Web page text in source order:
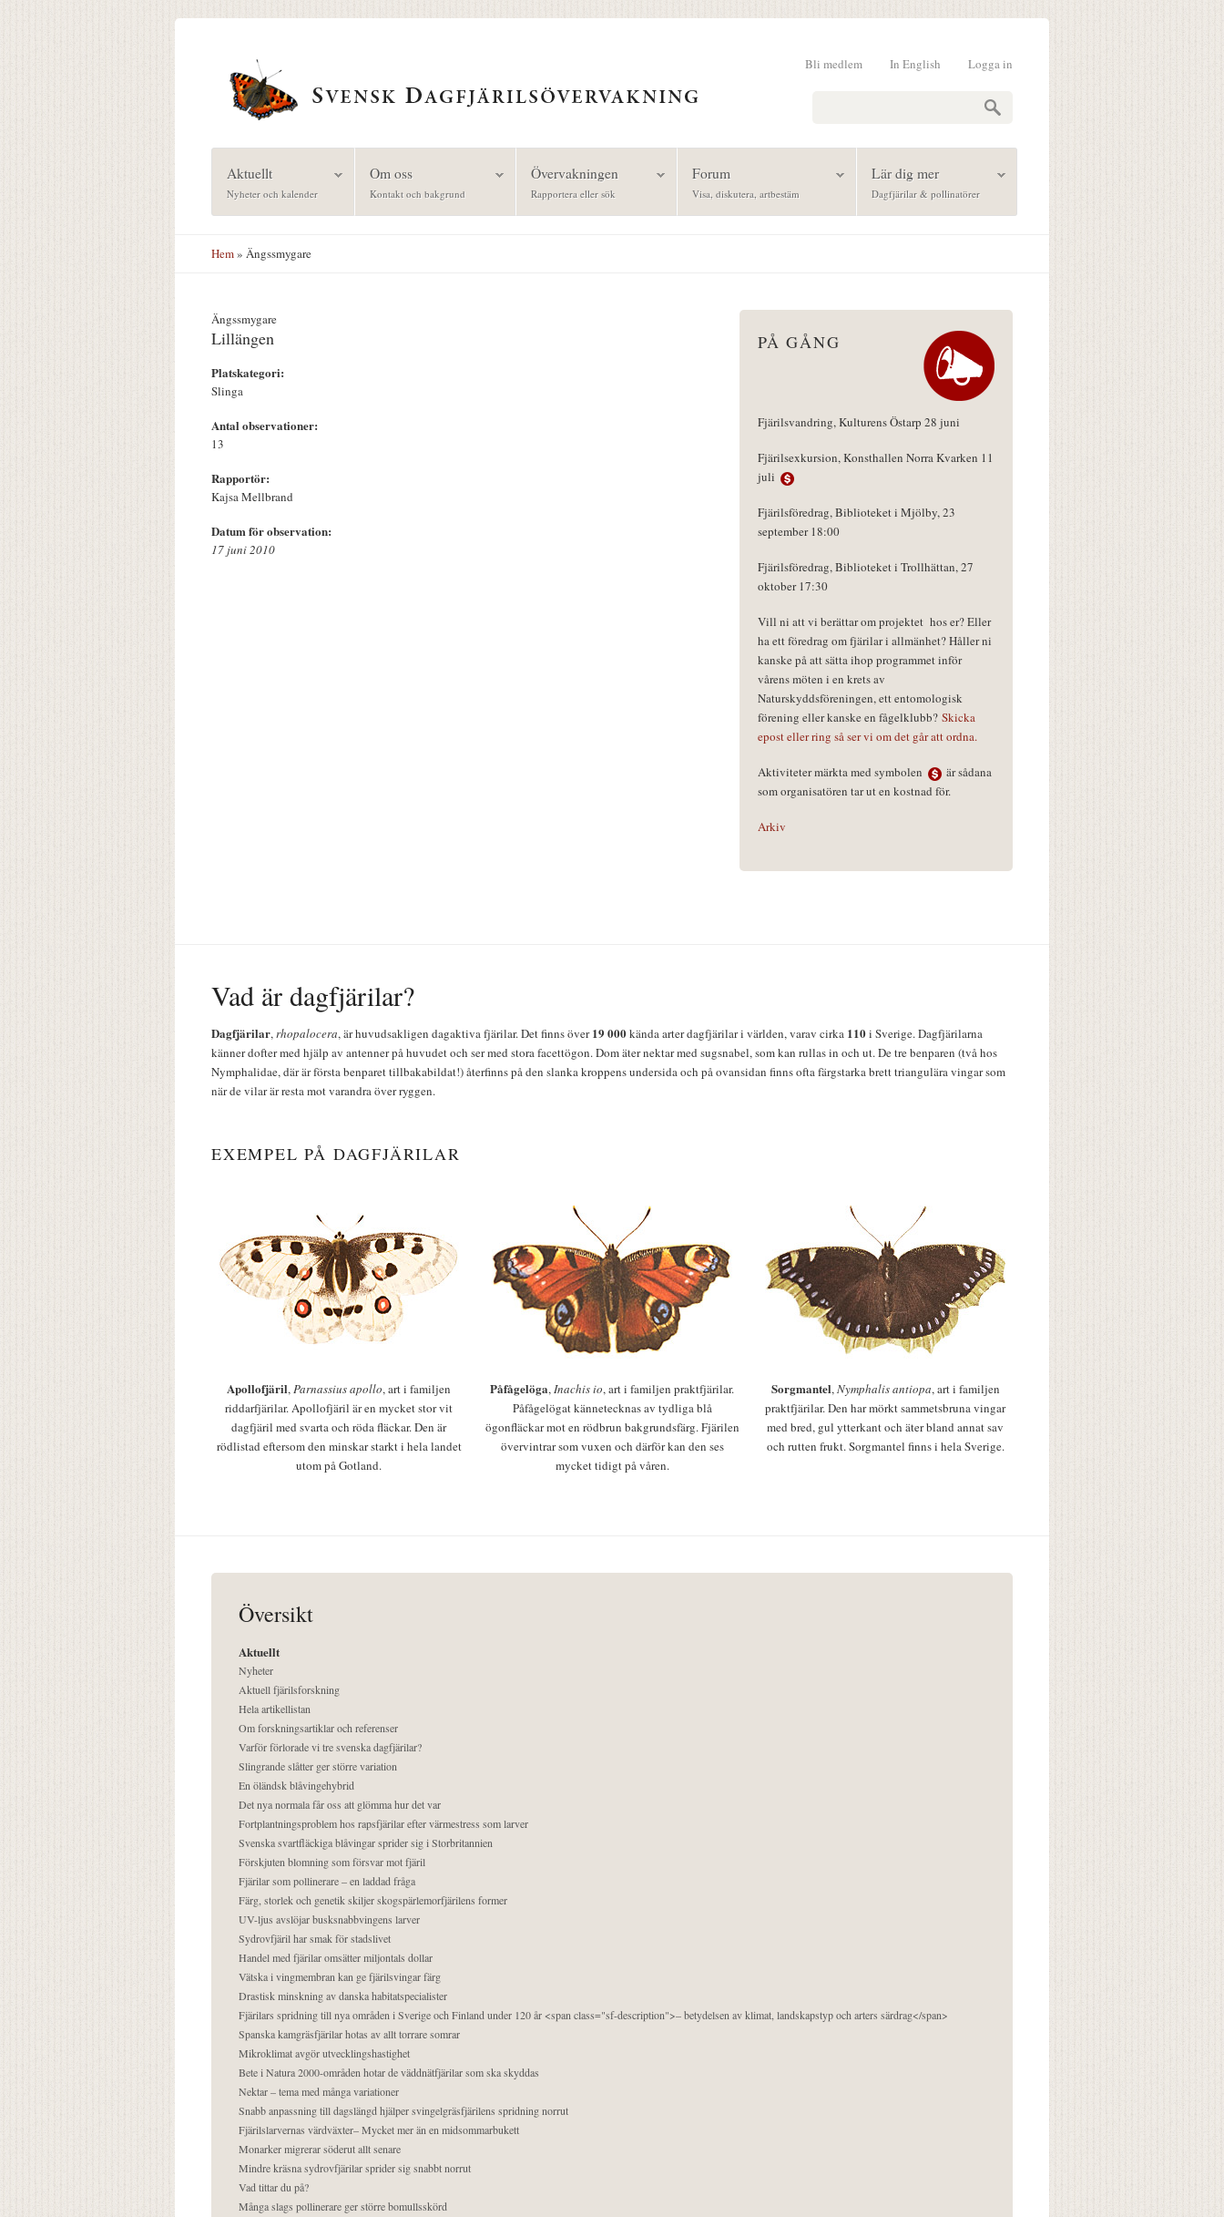
Logga in
In English
Bli medlem
Aktuellt
Nyheter och kalender
Om oss
Kontakt och bakgrund
Övervakningen
Rapportera eller sök
Forum
Visa, diskutera, artbestäm
Lär dig mer
Dagfjärilar & pollinatörer
Hem» Ängssmygare
Ängssmygare
Lillängen
Platskategori:
Slinga
Antal observationer:
13
Rapportör:
Kajsa Mellbrand
Datum för observation:
17 juni 2010
PÅ GÅNG
Fjärilsvandring, Kulturens Östarp 28 juni
Fjärilsexkursion, Konsthallen Norra Kvarken 11
juli
Fjärilsföredrag, Biblioteket i Mjölby, 23
september 18:00
Fjärilsföredrag, Biblioteket i Trollhättan, 27
oktober 17:30
Vill ni att vi berättar om projektet hos er? Eller
ha ett föredrag om fjärilar i allmänhet? Håller ni
kanske på att sätta ihop programmet inför
vårens möten i en krets av
Naturskyddsföreningen, ett entomologisk
förening eller kanske en fågelklubb? Skicka
epost eller ring så ser vi om det går att ordna.
Aktiviteter märkta med symbolen
är sådana
som organisatören tar ut en kostnad för.
Arkiv
Vad är dagfjärilar?
Dagfjärilar,rhopalocera, är huvudsakligen dagaktiva fjärilar. Det finns över19 000kända arter dagfjärilar i världen, varav cirka 110i Sverige. Dagfjärilarna
känner dofter med hjälp av antenner på huvudet och ser med stora facettögon. Dom äter nektar med sugsnabel, som kan rullas in och ut. De tre benparen (två hos
Nymphalidae, där är första benparet tillbakabildat!) återfinns på den slanka kroppens undersida och på ovansidan finns ofta färgstarka brett triangulära vingar som
när de vilar är resta mot varandra över ryggen.
EXEMPEL PÅ DAGFJÄRILAR
Apollofjäril,Parnassius apollo, art i familjen
riddarfjärilar. Apollofjäril är en mycket stor vit
dagfjäril med svarta och röda fläckar. Den är
rödlistad eftersom den minskar starkt i hela landet
utom på Gotland.
Påfågelöga,Inachis io, art i familjen praktfjärilar.
Påfågelögat kännetecknas av tydliga blå
ögonfläckar mot en rödbrun bakgrundsfärg. Fjärilen
övervintrar som vuxen och därför kan den ses
mycket tidigt på våren.
Sorgmantel,Nymphalis antiopa, art i familjen
praktfjärilar. Den har mörkt sammetsbruna vingar
med bred, gul ytterkant och äter bland annat sav
och rutten frukt. Sorgmantel finns i hela Sverige.
Översikt
Aktuellt
Nyheter
Aktuell fjärilsforskning
Hela artikellistan
Om forskningsartiklar och referenser
Varför förlorade vi tre svenska dagfjärilar?
Slingrande slåtter ger större variation
En öländsk blåvingehybrid
Det nya normala får oss att glömma hur det var
Fortplantningsproblem hos rapsfjärilar efter värmestress som larver
Svenska svartfläckiga blåvingar sprider sig i Storbritannien
Förskjuten blomning som försvar mot fjäril
Fjärilar som pollinerare – en laddad fråga
Färg, storlek och genetik skiljer skogspärlemorfjärilens former
UV-ljus avslöjar busksnabbvingens larver
Sydrovfjäril har smak för stadslivet
Handel med fjärilar omsätter miljontals dollar
Vätska i vingmembran kan ge fjärilsvingar färg
Drastisk minskning av danska habitatspecialister
Fjärilars spridning till nya områden i Sverige och Finland under 120 år <span class="sf-description">– betydelsen av klimat, landskapstyp och arters särdrag</span>
Spanska kamgräsfjärilar hotas av allt torrare somrar
Mikroklimat avgör utvecklingshastighet
Bete i Natura 2000-områden hotar de väddnätfjärilar som ska skyddas
Nektar – tema med många variationer
Snabb anpassning till dagslängd hjälper svingelgräsfjärilens spridning norrut
Fjärilslarvernas värdväxter– Mycket mer än en midsommarbukett
Monarker migrerar söderut allt senare
Mindre kräsna sydrovfjärilar sprider sig snabbt norrut
Vad tittar du på?
Många slags pollinerare ger större bomullsskörd